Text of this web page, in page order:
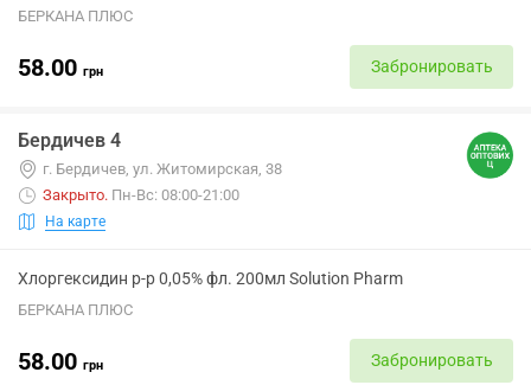
БЕРКАНА ПЛЮС
58.00 грн Забронировать
Бердичев 4
г. Бердичев, ул. Житомирская, 38
Закрыто. Пн-Вс: 08:00-21:00
На карте
Хлоргексидин р-р 0,05% фл. 200мл Solution Pharm
БЕРКАНА ПЛЮС
58.00 грн Забронировать